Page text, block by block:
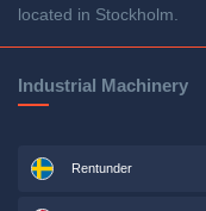
located in Stockholm.
Industrial Machinery
Rentunder